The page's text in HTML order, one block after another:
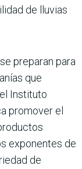
de lluvias
preparan para
que
Instituto
promover el
exponentes de
de